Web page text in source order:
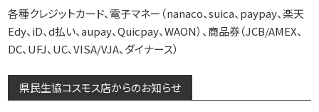
各種クレジットカード、電子マネー（nanaco、suica、paypay、楽天
Edy、iD、d払い、aupay、Quicpay、WAON）、商品券（JCB/AMEX、
DC、UFJ、UC、VISA/VJA、ダイナース）
県民生協コスモス店からのお知らせ